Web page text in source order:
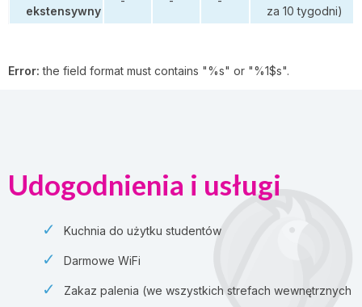
ekstensywny
za 10 tygodni)
Error: the field format must contains "%s" or "%1$s".
Udogodnienia i usługi
Kuchnia do użytku studentów
Darmowe WiFi
Zakaz palenia (we wszystkich strefach wewnętrznych